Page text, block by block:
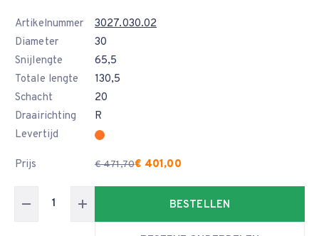
Artikelnummer
3027.030.02
Diameter
30
Snijlengte
65,5
Totale lengte
130,5
Schacht
20
Draairichting
R
Levertijd
Prijs € 471,70€ 401,00
BESTELLEN